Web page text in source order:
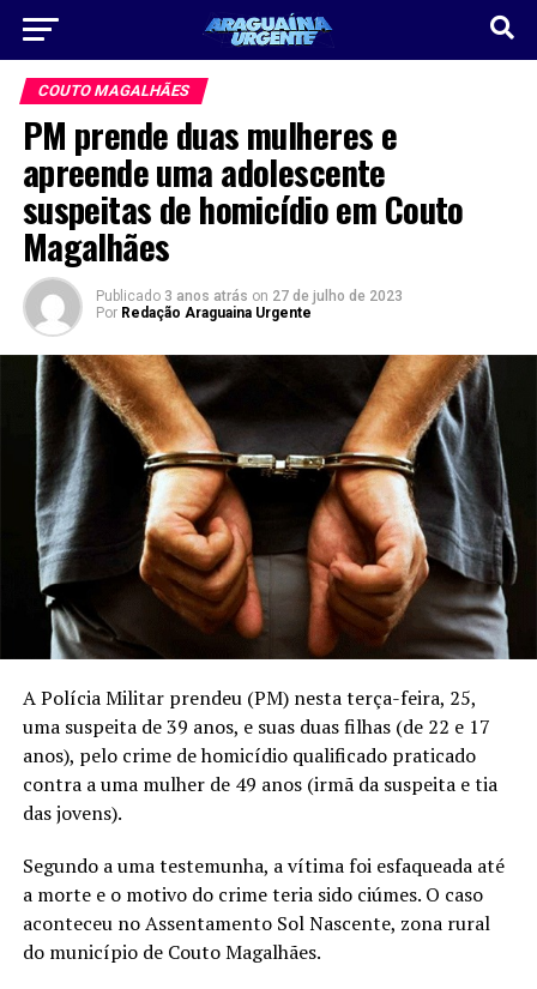
COUTO MAGALHÃES
PM prende duas mulheres e
apreende uma adolescente
suspeitas de homicídio em Couto
Magalhães
Publicado 3 anos atrás on 27 de julho de 2023
Por Redação Araguaina Urgente
A Polícia Militar prendeu (PM) nesta terça-feira, 25,
uma suspeita de 39 anos, e suas duas filhas (de 22 e 17
anos), pelo crime de homicídio qualificado praticado
contra a uma mulher de 49 anos (irmã da suspeita e tia
das jovens).
Segundo a uma testemunha, a vítima foi esfaqueada até
a morte e o motivo do crime teria sido ciúmes. O caso
aconteceu no Assentamento Sol Nascente, zona rural
do município de Couto Magalhães.